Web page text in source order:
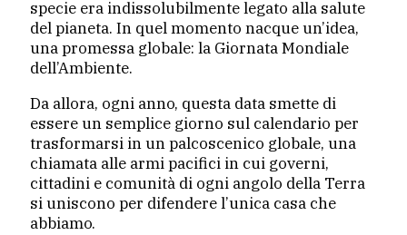
specie era indissolubilmente legato alla salute
del pianeta. In quel momento nacque un’idea,
una promessa globale: la Giornata Mondiale
dell’Ambiente.
Da allora, ogni anno, questa data smette di
essere un semplice giorno sul calendario per
trasformarsi in un palcoscenico globale, una
chiamata alle armi pacifici in cui governi,
cittadini e comunità di ogni angolo della Terra
si uniscono per difendere l’unica casa che
abbiamo.